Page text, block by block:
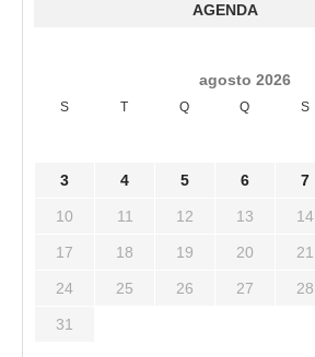
AGENDA
agosto 2026
S T Q Q S
3 4 5 6 7
10 11 12 13 14
17 18 19 20 21
24 25 26 27 28
31